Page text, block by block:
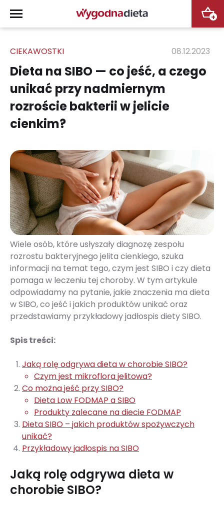
+
CIEKAWOSTKI 08.12.2023
Dieta na SIBO — co jeść, a czego
unikać przy nadmiernym
rozroście bakterii w jelicie
cienkim?
Wiele osób, które usłyszały diagnozę zespołu
rozrostu bakteryjnego jelita cienkiego, szuka
informacji na temat tego, czym jest SIBO i czy dieta
pomaga w leczeniu tej choroby. W tym artykule
odpowiadamy na pytanie, jakie znaczenia ma dieta
w SIBO, co jeść i jakich produktów unikać oraz
przedstawiamy przykładowy jadłospis diety SIBO.
Spis treści:
Jaką rolę odgrywa dieta w chorobie SIBO?
Czym jest mikroflora jelitowa?
Co można jeść przy SIBO?
Dieta Low FODMAP a SIBO
Produkty zalecane na diecie FODMAP
Dieta SIBO – jakich produktów spożywczych
unikać?
Przykładowy jadłospis na SIBO
Jaką rolę odgrywa dieta w
chorobie SIBO?